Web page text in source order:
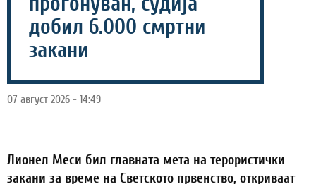
добил 6.000 смртни
закани
07 август 2026 - 14:49
Лионел Меси бил главната мета на терористички
закани за време на Светското првенство, откриваат